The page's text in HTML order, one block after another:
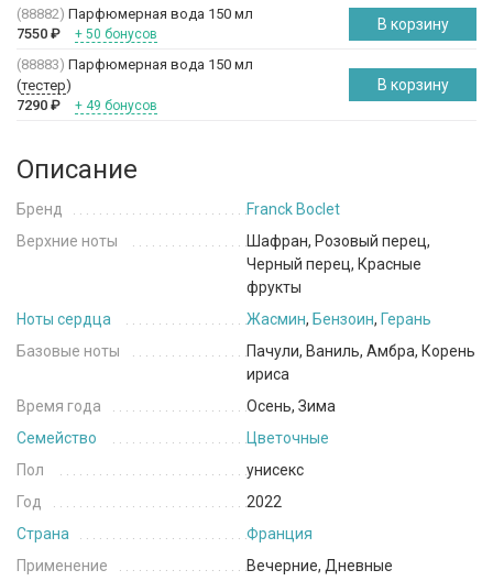
(88882) Парфюмерная вода 150 мл
7550 ₽ + 50 бонусов
В корзину
(88883) Парфюмерная вода 150 мл
(тестер)
7290 ₽ + 49 бонусов
В корзину
Описание
Бренд
Franck Boclet
Верхние ноты
Шафран, Розовый перец,
Черный перец, Красные
фрукты
Ноты сердца
Жасмин, Бензоин, Герань
Базовые ноты
Пачули, Ваниль, Амбра, Корень
ириса
Время года
Осень, Зима
Семейство
Цветочные
Пол
унисекс
Год
2022
Страна
Франция
Применение
Вечерние, Дневные